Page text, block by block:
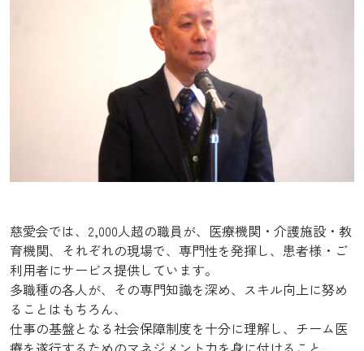
慈愛会では、2,000人超の職員が、医療機関・介護施設・教
育機関、それぞれの現場で、専門性を発揮し、患者様・ご
利用者にサービス提供しています。
多職種の各人が、その専門知識を深め、スキル向上に努め
ることはもちろん、
仕事の基盤となる社会保障制度を十分に理解し、チーム医